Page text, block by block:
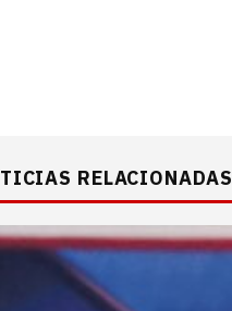
RELACIONADAS